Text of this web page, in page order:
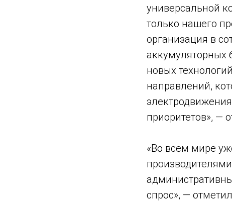
универсальной
только нашего
организация в
аккумуляторных
новых
направлений,
приоритетов», —
«Во всем мире
спрос», —